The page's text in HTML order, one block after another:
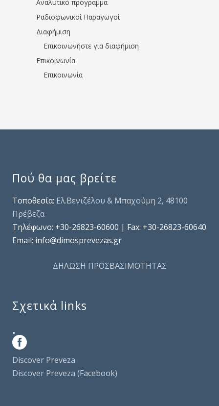
Αναλυτικό πρόγραμμα
Ραδιοφωνικοί Παραγωγοί
Διαφήμιση
Επικοινωνήστε για διαφήμιση
Επικοινωνία
Επικοινωνία
Πού θα μας βρείτε
Τοποθεσία: Ελ.Βενιζέλου & Μπαχούμη 2, 48100
Πρέβεζα
Τηλέφωνo: +30-26823-60600 | Fax: +30-26823-60640
Email: info@dimosprevezas.gr
ΔΗΛΩΣΗ ΠΡΟΣΒΑΣΙΜΟΤΗΤΑΣ
Σχετικά links
.
Discover Preveza
Discover Preveza (Facebook)